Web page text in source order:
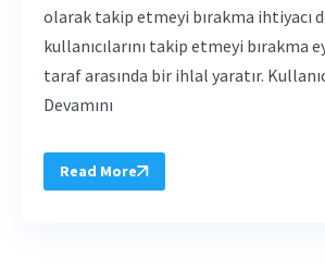
olarak takip etmeyi bırakma ihtiyacı
kullanıcılarını takip etmeyi bırakma
taraf arasında bir ihlal yaratır.
Devamını
Read More